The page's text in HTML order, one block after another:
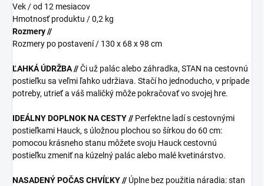
Vek / od 12 mesiacov
Hmotnosť produktu / 0,2 kg
Rozmery //
Rozmery po postavení / 130 x 68 x 98 cm
ĽAHKÁ ÚDRŽBA //Či už palác alebo záhradka, STAN na cestovnú
postieľku sa veľmi ľahko udržiava. Stačí ho jednoducho, v prípade
potreby, utrieť a váš maličký môže pokračovať vo svojej hre.
IDEÁLNY DOPLNOK NA CESTY // Perfektne ladí s cestovnými
postieľkami Hauck, s úložnou plochou so šírkou do 60 cm:
pomocou krásneho stanu môžete svoju Hauck cestovnú
postieľku zmeniť na kúzelný palác alebo malé kvetinárstvo.
NASADENÝ POČAS CHVÍĽKY // Úplne bez použitia náradia: stan